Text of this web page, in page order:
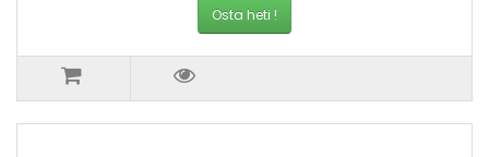
Osta heti !